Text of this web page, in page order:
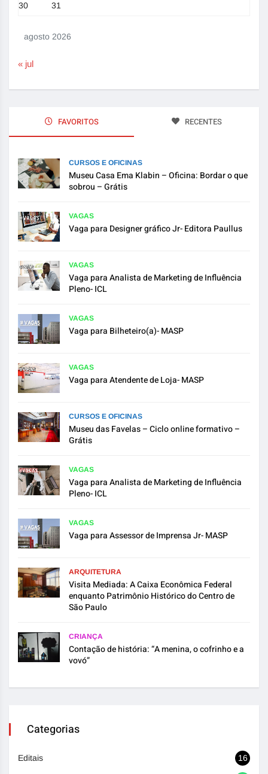
agosto 2026
30 31
« jul
FAVORITOS RECENTES
CURSOS E OFICINAS
Museu Casa Ema Klabin – Oficina: Bordar o que
sobrou – Grátis
VAGAS
Vaga para Designer gráfico Jr- Editora Paullus
VAGAS
Vaga para Analista de Marketing de Influência
Pleno- ICL
VAGAS
Vaga para Bilheteiro(a)- MASP
VAGAS
Vaga para Atendente de Loja- MASP
CURSOS E OFICINAS
Museu das Favelas – Ciclo online formativo –
Grátis
VAGAS
Vaga para Analista de Marketing de Influência
Pleno- ICL
VAGAS
Vaga para Assessor de Imprensa Jr- MASP
ARQUITETURA
Visita Mediada: A Caixa Econômica Federal
enquanto Patrimônio Histórico do Centro de
São Paulo
CRIANÇA
Contação de história: “A menina, o cofrinho e a
vovó”
Categorias
Editais 16